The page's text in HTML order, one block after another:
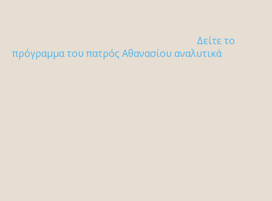
Δείτε το
πρόγραμμα του πατρός Αθανασίου αναλυτικά